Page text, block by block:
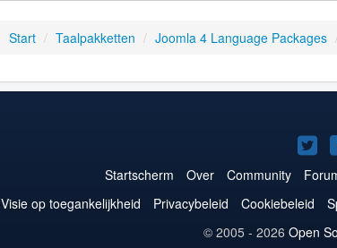
Start / Taalpakketten / Joomla 4 Language Packages
op
Startscherm Over Community
Visie op toegankelijkheid
Privacybeleid Cookiebeleid
© 2005 - 2026 Open